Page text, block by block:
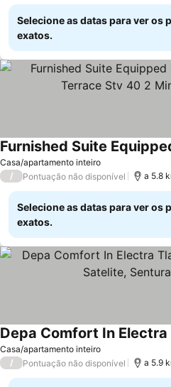
Selecione as datas para ver os
exatos.
Casa/apartamento inteiro
/ Pontuação não disponível a 5.8
Selecione as datas para ver os
exatos.
Casa/apartamento inteiro
/ Pontuação não disponível a 5.9